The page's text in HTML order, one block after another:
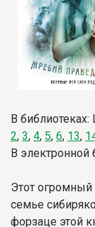
В
2, 3, 4, 5, 6, 13,
В электронной
Этот огромный
семье
форзаце этой